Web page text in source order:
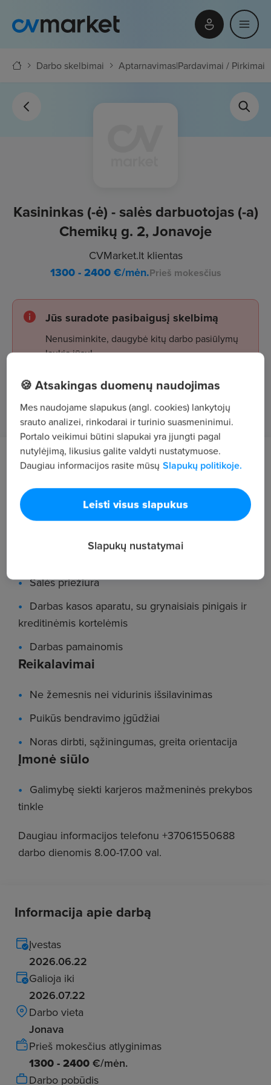
Darbo skelbimai Aptarnavimas|Pardavimai / Pirkimai
Kasininkas (-ė) - salės darbuotojas (-a)
Chemikų g. 2, Jonavoje
CVMarket.lt klientas
1300 - 2400€/mėn.Prieš mokesčius
Jūs suradote pasibaigusį skelbimą
Nenusiminkite, daugybė kitų darbo pasiūlymų
laukia jūsų!
Žiūrėti skelbimus
Darbo aprašymas
Pareigos - plataus profilio darbuotojas (-a)
Mandagus, greitas ir kokybiškas klientų
Salės priežiūra
Darbas kasos aparatu, su grynaisiais pinigais ir
kreditinėmis kortelėmis
Darbas pamainomis
Reikalavimai
Ne žemesnis nei vidurinis išsilavinimas
Puikūs bendravimo įgūdžiai
Noras dirbti, sąžiningumas, greita orientacija
Įmonė siūlo
Galimybę siekti karjeros mažmeninės prekybos
tinkle
Daugiau informacijos telefonu +37061550688
darbo dienomis 8.00-17.00 val.
Informacija apie darbą
Įvestas
2026.06.22
Galioja iki
2026.07.22
Darbo vieta
Jonava
Prieš mokesčius atlyginimas
1300 - 2400 €/mėn.
Darbo pobūdis
🍪 Atsakingas duomenų naudojimas
Mes naudojame slapukus (angl. cookies) lankytojų
srauto analizei, rinkodarai ir turinio suasmeninimui.
Portalo veikimui būtini slapukai yra įjungti pagal
nutylėjimą, likusius galite valdyti nustatymuose.
Daugiau informacijos rasite mūsų Slapukų politikoje.
Leisti visus slapukus
Slapukų nustatymai